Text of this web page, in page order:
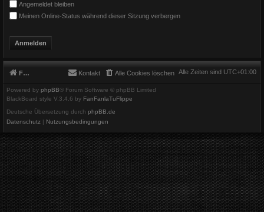
Angemeldet bleiben
Meinen Online-Status während dieser Sitzung verbergen
Foren-Übersicht Alle Zeiten sind UTC+01:00
Alle Cookies löschen
Kontakt
Powered by phpBB® Forum Software © phpBB Limited
BlackBoard style V.3.4.6 by FanFanlaTuFlippe
Deutsche Übersetzung durch phpBB.de
Datenschutz | Nutzungsbedingungen